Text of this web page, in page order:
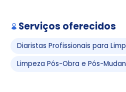
Serviços oferecidos
Diaristas Profissionais para
Limpeza Pós-Obra e Pós-